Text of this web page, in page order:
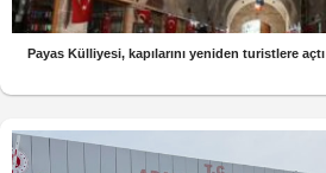
Payas Külliyesi, kapılarını yeniden turistlere açtı